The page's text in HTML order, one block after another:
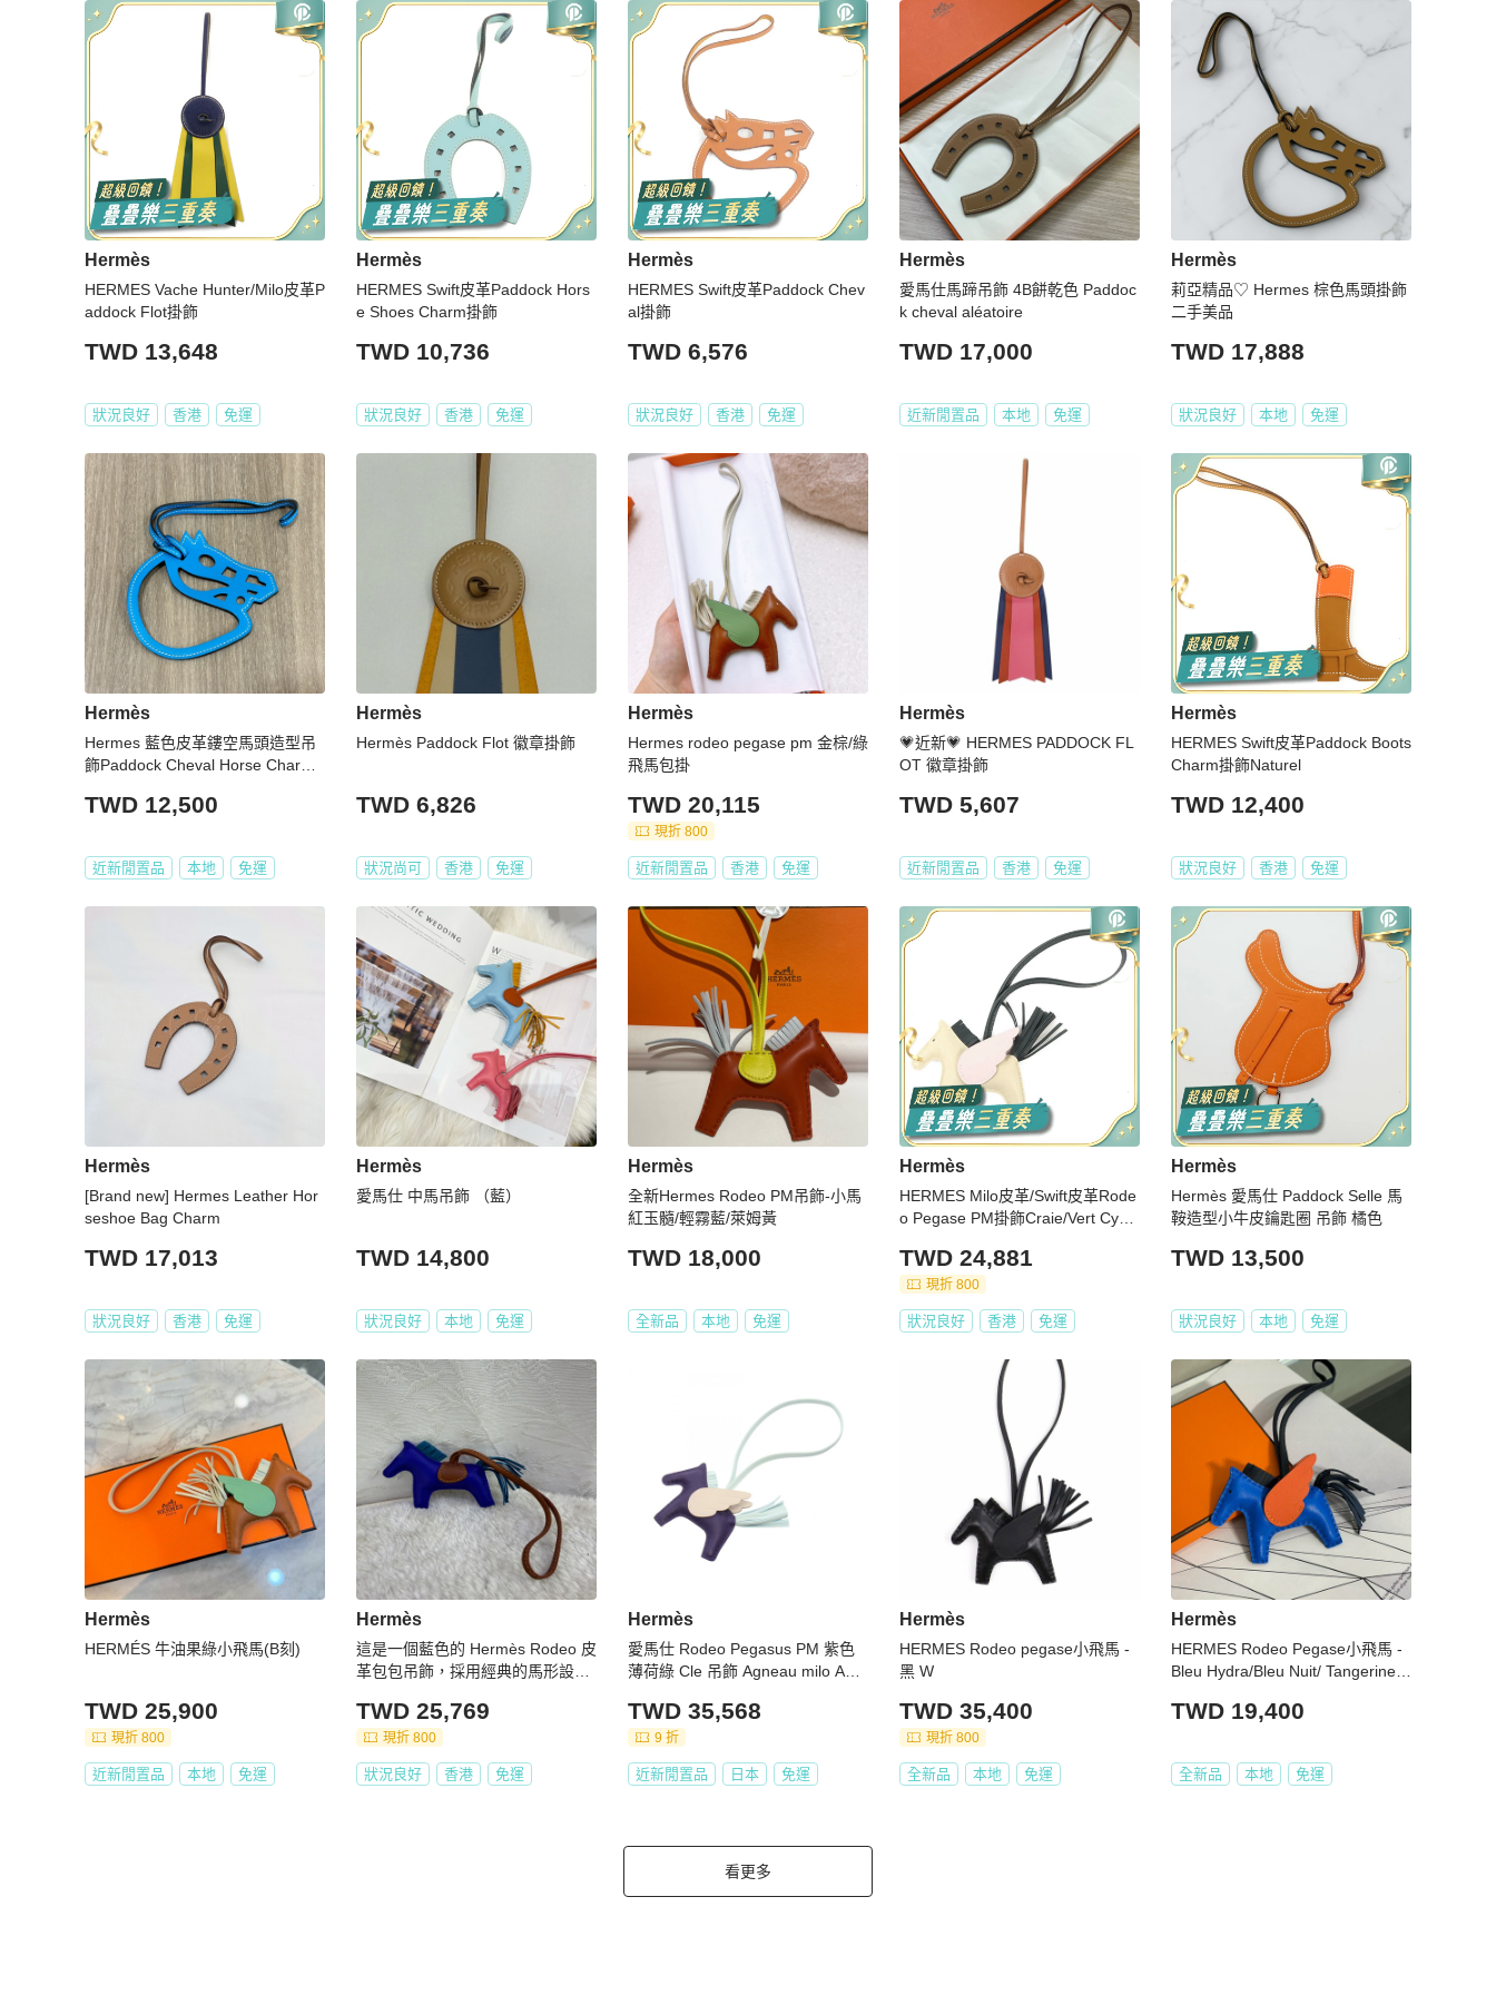
Hermès
HERMES Vache Hunter/Milo皮革P
addock Flot掛飾
TWD 13,648
狀況良好 香港 免運
Hermès
HERMES Swift皮革Paddock Hors
e Shoes Charm掛飾
TWD 10,736
狀況良好 香港 免運
Hermès
HERMES Swift皮革Paddock Chev
al掛飾
TWD 6,576
狀況良好 香港 免運
Hermès
愛馬仕馬蹄吊飾 4B餅乾色 Paddoc
k cheval aléatoire
TWD 17,000
近新閒置品 本地 免運
Hermès
莉亞精品♡ Hermes 棕色馬頭掛飾
二手美品
TWD 17,888
狀況良好 本地 免運
Hermès
Hermes 藍色皮革鏤空馬頭造型吊
飾Paddock Cheval Horse Charm
TWD 12,500
近新閒置品 本地 免運
Hermès
Hermès Paddock Flot 徽章掛飾
TWD 6,826
狀況尚可 香港 免運
Hermès
Hermes rodeo pegase pm 金棕/綠
飛馬包掛
TWD 20,115
現折 800
近新閒置品 香港 免運
Hermès
💗近新💗 HERMES PADDOCK FL
OT 徽章掛飾
TWD 5,607
近新閒置品 香港 免運
Hermès
HERMES Swift皮革Paddock Boots
Charm掛飾Naturel
TWD 12,400
狀況良好 香港 免運
Hermès
[Brand new] Hermes Leather Hor
seshoe Bag Charm
TWD 17,013
狀況良好 香港 免運
Hermès
愛馬仕 中馬吊飾 （藍）
TWD 14,800
狀況良好 本地 免運
Hermès
全新Hermes Rodeo PM吊飾-小馬
紅玉髓/輕霧藍/萊姆黃
TWD 18,000
全新品 本地 免運
Hermès
HERMES Milo皮革/Swift皮革Rode
o Pegase PM掛飾Craie/Vert Cypr
TWD 24,881
現折 800
狀況良好 香港 免運
Hermès
Hermès 愛馬仕 Paddock Selle 馬
鞍造型小牛皮鑰匙圈 吊飾 橘色
TWD 13,500
狀況良好 本地 免運
Hermès
HERMÉS 牛油果綠小飛馬(B刻)
TWD 25,900
現折 800
近新閒置品 本地 免運
Hermès
這是一個藍色的 Hermès Rodeo 皮
革包包吊飾，採用經典的馬形設
和尾巴，以及褐色馬鞍
TWD 25,769
現折 800
狀況良好 香港 免運
Hermès
愛馬仕 Rodeo Pegasus PM 紫色
薄荷綠 Cle 吊飾 Agneau milo Agn
色
TWD 35,568
9 折
近新閒置品 日本 免運
Hermès
HERMES Rodeo pegase小飛馬 -
黑 W
TWD 35,400
現折 800
全新品 本地 免運
Hermès
HERMES Rodeo Pegase小飛馬 -
Bleu Hydra/Bleu Nuit/ Tangerine
TWD 19,400
全新品 本地 免運
看更多